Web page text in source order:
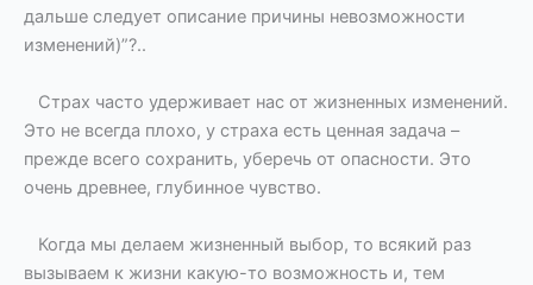
дальше следует описание причины невозможности
изменений)”?..
Страх часто удерживает нас от жизненных изменений.
Это не всегда плохо, у страха есть ценная задача –
прежде всего сохранить, уберечь от опасности. Это
очень древнее, глубинное чувство.
Когда мы делаем жизненный выбор, то всякий раз
вызываем к жизни какую-то возможность и, тем